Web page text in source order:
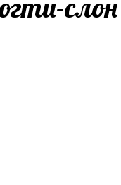
слон